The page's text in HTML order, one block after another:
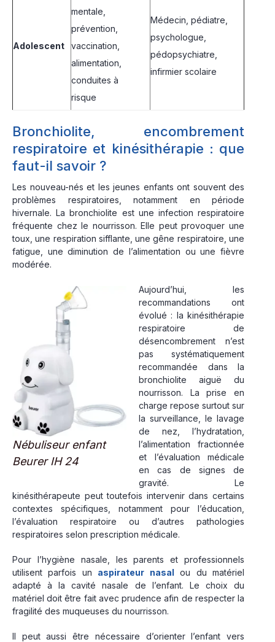
Adolescent
mentale,
prévention,
vaccination,
alimentation,
conduites à
risque
Médecin, pédiatre,
psychologue,
pédopsychiatre,
infirmier scolaire
Bronchiolite, encombrement
respiratoire et kinésithérapie : que
faut-il savoir ?
Les nouveau-nés et les jeunes enfants ont souvent des
problèmes respiratoires, notamment en période
hivernale. La bronchiolite est une infection respiratoire
fréquente chez le nourrisson. Elle peut provoquer une
toux, une respiration sifflante, une gêne respiratoire, une
fatigue, une diminution de l’alimentation ou une fièvre
modérée.
Nébuliseur enfant
Beurer IH 24
Aujourd’hui, les
recommandations ont
évolué : la kinésithérapie
respiratoire de
désencombrement n’est
pas systématiquement
recommandée dans la
bronchiolite aiguë du
nourrisson. La prise en
charge repose surtout sur
la surveillance, le lavage
de nez, l’hydratation,
l’alimentation fractionnée
et l’évaluation médicale
en cas de signes de
gravité. Le
kinésithérapeute peut toutefois intervenir dans certains
contextes spécifiques, notamment pour l’éducation,
l’évaluation respiratoire ou d’autres pathologies
respiratoires selon prescription médicale.
Pour l’hygiène nasale, les parents et professionnels
utilisent parfois un aspirateur nasal ou du matériel
adapté à la cavité nasale de l’enfant. Le choix du
matériel doit être fait avec prudence afin de respecter la
fragilité des muqueuses du nourrisson.
Il peut aussi être nécessaire d’orienter l’enfant vers